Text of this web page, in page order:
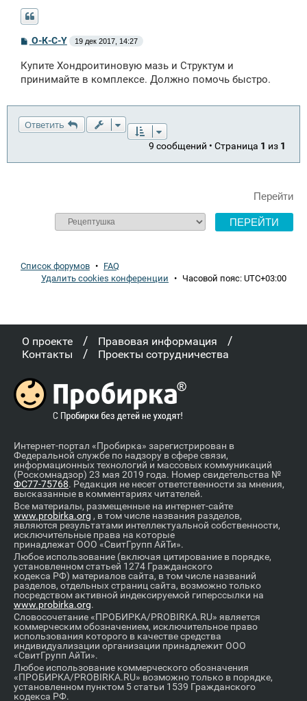
С
о
б
щ
е
и
е
О-К-С-Y 19 дек 2017, 14:27
Купите Хондроитиновую мазь и Структум и
принимайте в комплексе. Должно помочь быстро.
Ответить
9 сообщений • Страница 1 из 1
Перейти
Список форумов • FAQ
Удалить cookies конференции • Часовой пояс: UTC+03:00
О проекте / Правовая информация /
Контакты / Проекты сотрудничества
Интернет-портал «Пробирка» зарегистрирован в
Федеральной службе по надзору в сфере связи,
информационных технологий и массовых коммуникаций
(Роскомнадзор) 23 мая 2019 года. Номер свидетельства №
ФС77-75768. Редакция не несет ответственности за мнения,
высказанные в комментариях читателей.
Все материалы, размещенные на интернет-сайте
www.probirka.org , в том числе названия разделов,
являются результатами интеллектуальной собственности,
исключительные права на которые
принадлежат ООО «СвитГрупп АйТи».
Любое использование (включая цитирование в порядке,
установленном статьей 1274 Гражданского
кодекса РФ) материалов сайта, в том числе названий
разделов, отдельных страниц сайта, возможно только
посредством активной индексируемой гиперссылки на
www.probirka.org.
Словосочетание «ПРОБИРКА/PROBIRKA.RU» является
коммерческим обозначением, исключительное право
использования которого в качестве средства
индивидуализации организации принадлежит ООО
«СвитГрупп АйТи».
Любое использование коммерческого обозначения
«ПРОБИРКА/PROBIRKA.RU» возможно только в порядке,
установленном пунктом 5 статьи 1539 Гражданского
кодекса РФ.